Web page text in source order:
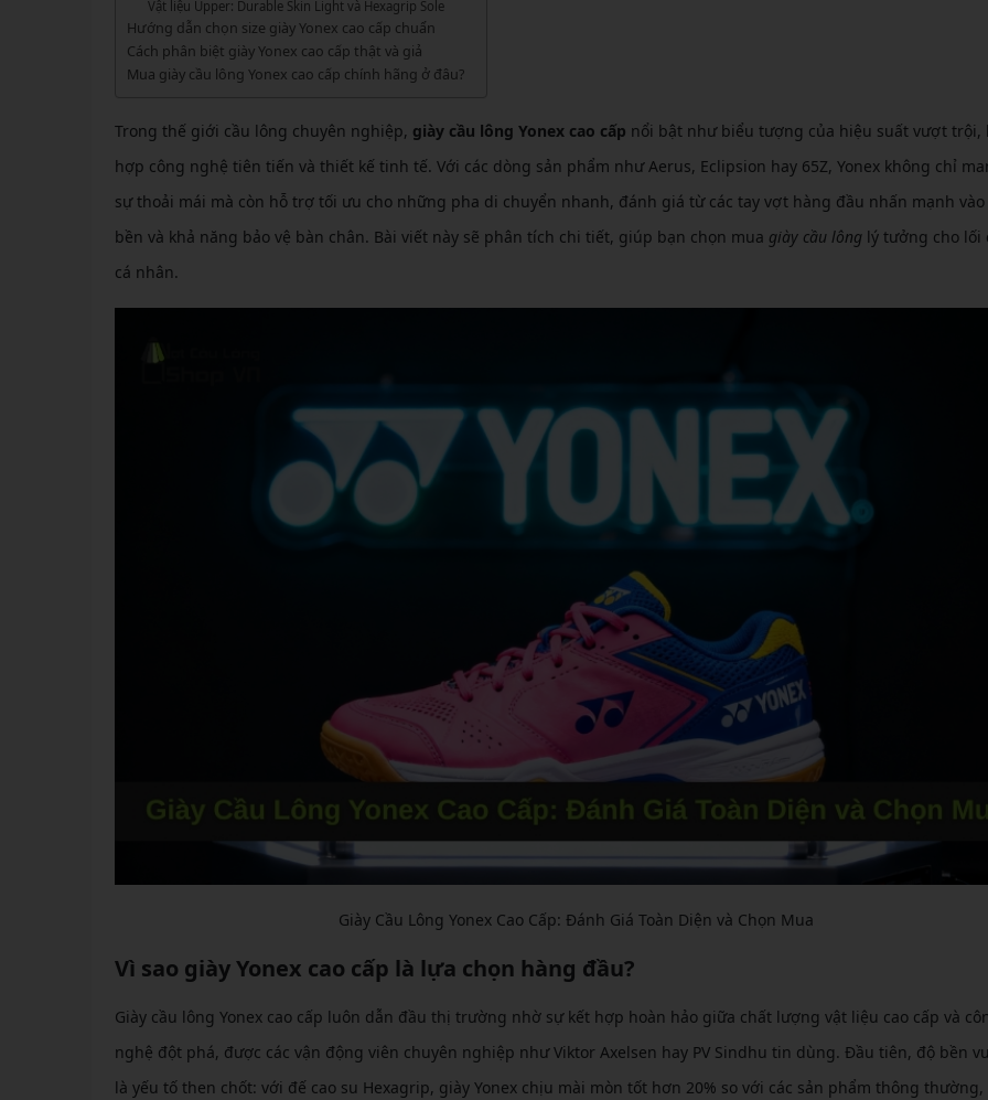
Vợt Pickleball Kamito
Vợt Pickleball Dưới 1tr
Xem thêm
VỢT CẦU LÔNG 3RD
VỢT CẦU LÔNG DAS X
VỢT CẦU LÔNG FLEET
VỢT CẦU LÔNG FLEX POWER
GIÀY CẦU LÔNG FELET
GIÀY CẦU LÔNG APAVI
Vật liệu Upper: Durable Skin Light và Hexagrip Sole
Hướng dẫn chọn size giày Yonex cao cấp chuẩn
Cách phân biệt giày Yonex cao cấp thật và giả
Mua giày cầu lông Yonex cao cấp chính hãng ở đâu?
Trong thế giới cầu lông chuyên nghiệp, giày cầu lông Yonex cao cấp nổi bật như biểu tượng của hiệu suất vượt trội,
hợp công nghệ tiên tiến và thiết kế tinh tế. Với các dòng sản phẩm như Aerus, Eclipsion hay 65Z, Yonex không chỉ
sự thoải mái mà còn hỗ trợ tối ưu cho những pha di chuyển nhanh, đánh giá từ các tay vợt hàng đầu nhấn mạnh vào
bền và khả năng bảo vệ bàn chân. Bài viết này sẽ phân tích chi tiết, giúp bạn chọn mua giày cầu lônglý tưởng cho lối
cá nhân.
Giày Cầu Lông Yonex Cao Cấp: Đánh Giá Toàn Diện và Chọn Mua
Vì sao giày Yonex cao cấp là lựa chọn hàng đầu?
Giày cầu lông Yonex cao cấp luôn dẫn đầu thị trường nhờ sự kết hợp hoàn hảo giữa chất lượng vật liệu cao cấp và
nghệ đột phá, được các vận động viên chuyên nghiệp như Viktor Axelsen hay PV Sindhu tin dùng. Đầu tiên, độ bền
là yếu tố then chốt: với đế cao su Hexagrip, giày Yonex chịu mài mòn tốt hơn 20% so với các sản phẩm thông